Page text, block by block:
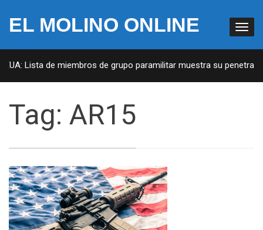
EL MOLINO ONLINE
Lista de miembros de grupo paramilitar muestra su
Tag: AR15